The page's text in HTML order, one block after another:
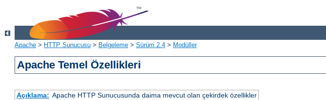
Apache > HTTP Sunucusu > Belgeleme > Sürüm 2.4 > Modüller
Apache Temel Özellikleri
Açıklama: Apache HTTP Sunucusunda daima mevcut olan çekirdek özellikler